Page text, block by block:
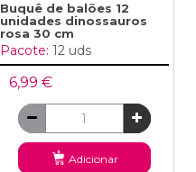
Buquê de balões 12
unidades dinossauros
rosa 30 cm
Pacote: 12 uds
6,99 €
Adicionar